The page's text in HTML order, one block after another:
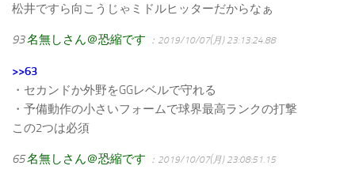
松井ですら向こうじゃミドルヒッターだからなぁ
93名無しさん＠恐縮です ：2019/10/07(月) 23:13:24.88
>>63
・セカンドか外野をGGレベルで守れる
・予備動作の小さいフォームで球界最高ランクの打撃
この2つは必須
65名無しさん＠恐縮です ：2019/10/07(月) 23:08:51.15